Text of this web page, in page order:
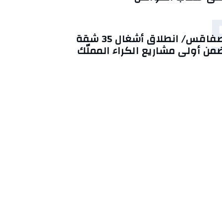
صفاقس/ انطلاق أشغال 35 شقة
أولى مشاريع الكراء المملّك